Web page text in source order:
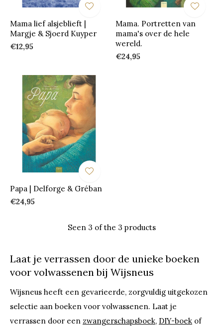
Mama lief alsjeblieft |
Margje & Sjoerd Kuyper
€12,95
Mama. Portretten van
mama's over de hele
wereld.
€24,95
Papa | Delforge & Gréban
€24,95
Seen 3 of the 3 products
Laat je verrassen door de unieke boeken
voor volwassenen bij Wijsneus
Wijsneus heeft een gevarieerde, zorgvuldig uitgekozen
selectie aan boeken voor volwassenen. Laat je
verrassen door een zwangerschapsboek, DIY-boek of